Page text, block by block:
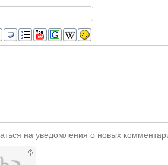
на уведомления о новых